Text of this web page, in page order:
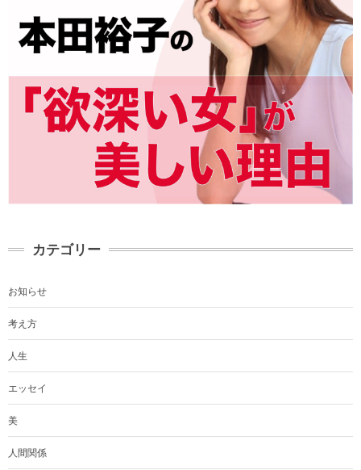
カテゴリー
お知らせ
考え方
人生
エッセイ
美
人間関係